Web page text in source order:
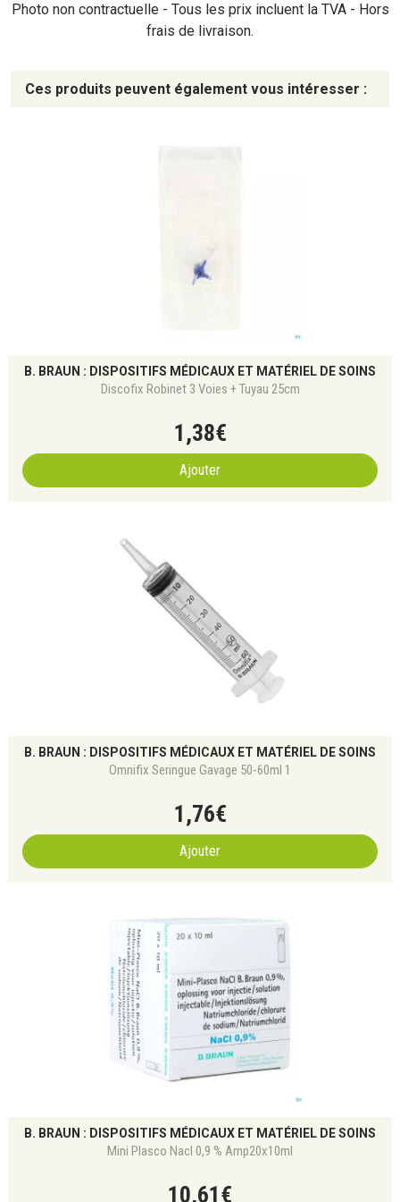
Photo non contractuelle - Tous les prix incluent la TVA - Hors
frais de livraison.
Ces produits peuvent également vous intéresser :
B. BRAUN : DISPOSITIFS MÉDICAUX ET MATÉRIEL DE SOINS
Discofix Robinet 3 Voies + Tuyau 25cm
1 ,38€
Ajouter
B. BRAUN : DISPOSITIFS MÉDICAUX ET MATÉRIEL DE SOINS
Omnifix Seringue Gavage 50-60ml 1
1 ,76€
Ajouter
B. BRAUN : DISPOSITIFS MÉDICAUX ET MATÉRIEL DE SOINS
Mini Plasco Nacl 0,9 % Amp20x10ml
10,61€